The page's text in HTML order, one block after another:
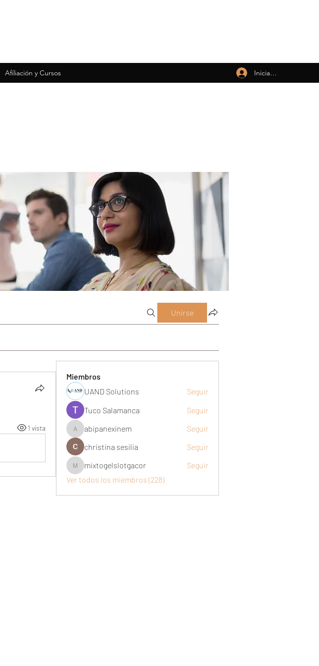
Afiliación y Cursos Iniciar sesión
Unirse
1 vista
Miembros
UAND Solutions
Seguir
Tuco Salamanca
Seguir
abipanexinem
abipanexinem
Seguir
christina sesilia
Seguir
mixtogelslotgacor
mixtogelslotgacor
Seguir
Ver todos los miembros (228)